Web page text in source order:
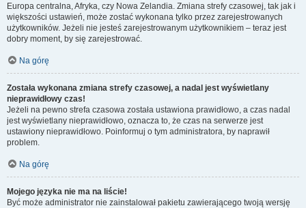
Europa centralna, Afryka, czy Nowa Zelandia. Zmiana strefy czasowej, tak jak i
większości ustawień, może zostać wykonana tylko przez zarejestrowanych
użytkowników. Jeżeli nie jesteś zarejestrowanym użytkownikiem – teraz jest
dobry moment, by się zarejestrować.
Na górę
Została wykonana zmiana strefy czasowej, a nadal jest wyświetlany
nieprawidłowy czas!
Jeżeli na pewno strefa czasowa została ustawiona prawidłowo, a czas nadal
jest wyświetlany nieprawidłowo, oznacza to, że czas na serwerze jest
ustawiony nieprawidłowo. Poinformuj o tym administratora, by naprawił
problem.
Na górę
Mojego języka nie ma na liście!
Być może administrator nie zainstalował pakietu zawierającego twoją wersję